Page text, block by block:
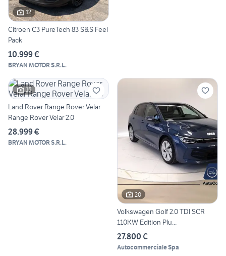
12
Citroen C3 PureTech 83 S&S Feel
Pack
10.999 €
BRYAN MOTOR S.R.L.
15
Land Rover Range Rover Velar
Range Rover Velar 2.0
28.999 €
BRYAN MOTOR S.R.L.
20
Volkswagen Golf 2.0 TDI SCR
110KW Edition Plu...
27.800 €
Autocommerciale Spa